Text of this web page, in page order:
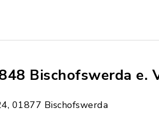
Bischofswerda e.
01877 Bischofswerda